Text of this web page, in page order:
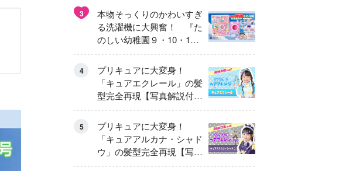
3
本物そっくりのかわいすぎ
る洗濯機に大興奮！ 『た
のしい幼稚園９・10・11
月号』だけのオリジナル付
録「プリキュア くるくる
せんたくき」
4
プリキュアに大変身！
「キュアエクレール」の髪
型完全再現【写真解説付
き】
5
プリキュアに大変身！
「キュアアルカナ・シャド
ウ」の髪型完全再現【写真
解説付き】